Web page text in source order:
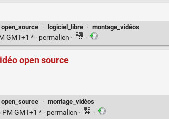
open_source · logiciel_libre · montage_vidéos
GMT+1 * · permalien · ·
open source
open_source · montage_vidéos
GMT+1 * · permalien · ·